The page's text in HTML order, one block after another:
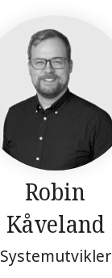
Robin
Kåveland
Systemutvikler